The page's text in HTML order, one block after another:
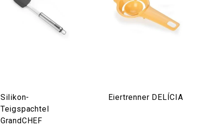
Silikon-
Teigspachtel
GrandCHEF
Eiertrenner DELÍCIA